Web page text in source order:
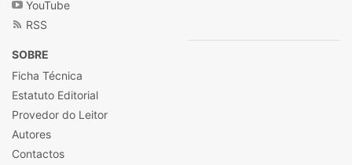
YouTube
RSS
SOBRE
Ficha Técnica
Estatuto Editorial
Provedor do Leitor
Autores
Contactos